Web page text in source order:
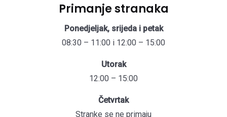
Primanje stranaka
Ponedjeljak, srijeda i petak
08:30 – 11:00 i 12:00 – 15:00
Utorak
12:00 – 15:00
Četvrtak
Stranke se ne primaju